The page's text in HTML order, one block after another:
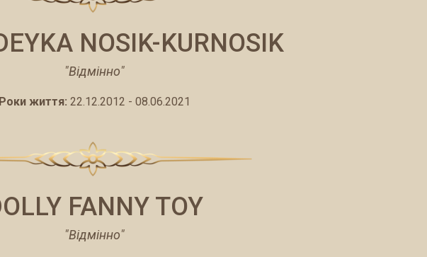
NOSIK-KURNOSIK
"Відмінно"
Роки життя: 22.12.2012 - 08.06.2021
FANNY TOY
"Відмінно"